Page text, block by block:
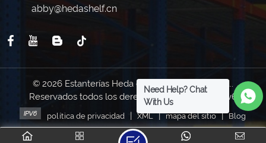
abby@hedashelf.cn
© 2026 Estanterías Heda de Guangzhou Co., Ltd..
Reservados todos los derechos . | Soporta red IPv6
política de privacidad XML | mapa del sitio | Blog
Need Help? Chat
With Us